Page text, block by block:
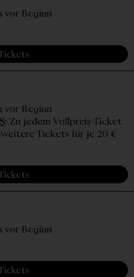
vor Beginn
vor Beginn
: Zu jedem Vollpreis-Ticket
Tickets für je 20 €
vor Beginn